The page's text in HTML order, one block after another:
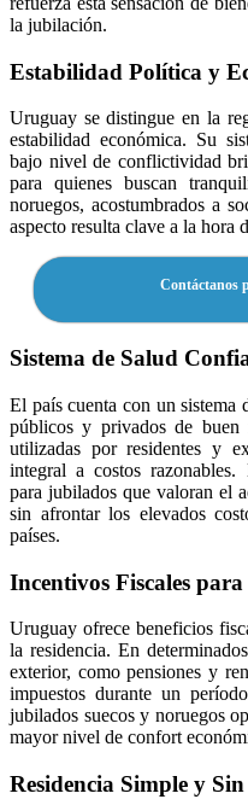
la jubilación.
Estabilidad Política y
Uruguay se distingue en la
estabilidad económica. Su
bajo nivel de conflictividad
para quienes buscan
noruegos, acostumbrados a
aspecto resulta clave a la hora
Contáctanos
Sistema de Salud
El país cuenta con un sistema
públicos y privados de buen
utilizadas por residentes y
integral a costos razonables.
para jubilados que valoran el
sin afrontar los elevados
países.
Incentivos Fiscales
Uruguay ofrece beneficios
la residencia. En
exterior, como pensiones y
impuestos durante un
jubilados suecos y noruegos
mayor nivel de confort
Residencia Simple y